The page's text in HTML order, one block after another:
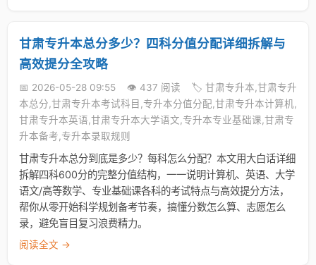
甘肃专升本总分多少？四科分值分配详细拆解与
高效提分全攻略
📅 2026-05-28 09:55 👁️ 437 阅读
🏷️ 甘肃专升本,甘肃专升
本总分,甘肃专升本考试科目,专升本分值分配,甘肃专升本计算机,
甘肃专升本英语,甘肃专升本大学语文,专升本专业基础课,甘肃专
升本备考,专升本录取规则
甘肃专升本总分到底是多少？每科怎么分配？本文用大白话详细
拆解四科600分的完整分值结构，一一说明计算机、英语、大学
语文/高等数学、专业基础课各科的考试特点与高效提分方法，
帮你从零开始科学规划备考节奏，搞懂分数怎么算、志愿怎么
录，避免盲目复习浪费精力。
阅读全文 →